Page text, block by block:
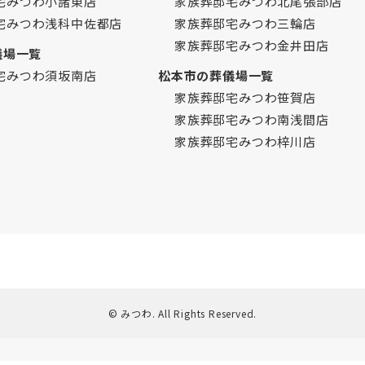
みつわ浅科中佐都店
一覧
みつわ須坂南店
家族葬邸宅みつわ三輪店
家族葬邸宅みつわ金井田店
松本市の葬儀場一覧
家族葬邸宅みつわ笹賀店
家族葬邸宅みつわ南浅間店
家族葬邸宅みつわ梓川店
© みつわ. All Rights Reserved.